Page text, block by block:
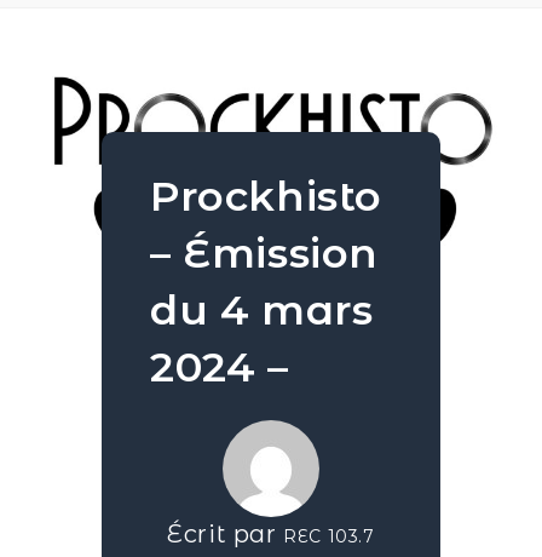
Prockhisto
– Émission
du 4 mars
2024 –
Écrit par REC 103.7